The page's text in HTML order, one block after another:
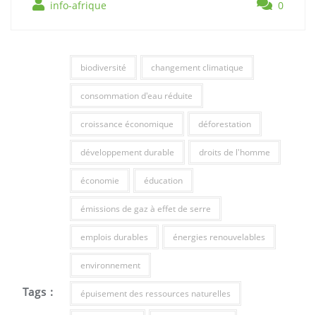
info-afrique 0
Tags :
biodiversité changement climatique
consommation d'eau réduite
croissance économique déforestation
développement durable droits de l'homme
économie éducation
émissions de gaz à effet de serre
emplois durables énergies renouvelables
environnement
épuisement des ressources naturelles